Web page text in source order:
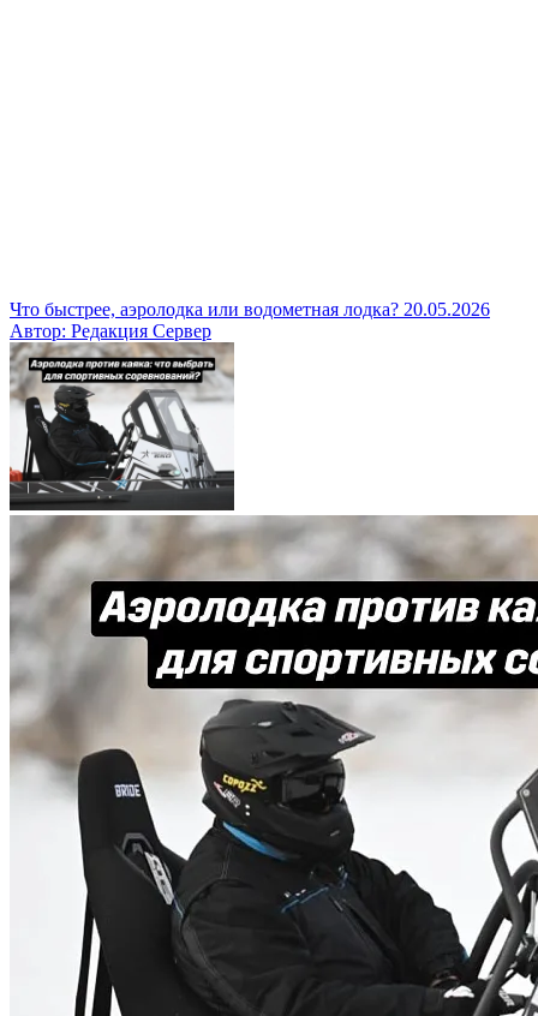
Что быстрее, аэролодка или водометная лодка? 20.05.2026
Автор: Редакция Сервер